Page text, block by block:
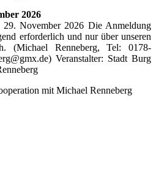
2026
29. November 2026 Die Anmeldung
erforderlich und nur über unseren
(Michael Renneberg, Tel: 0178-
Veranstalter: Stadt Burg
mit Michael Renneberg